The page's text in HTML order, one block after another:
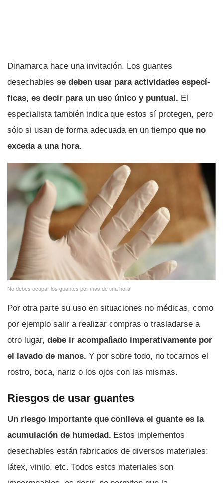
Dinamarca hace una invitación. Los guantes
desechables se deben usar para actividades especí­
ficas, es decir para un uso único y puntual. El
especialista también indica que estos sí­ protegen, pero
sólo si usan de forma adecuada en un tiempo que no
exceda a una hora.
No debes ocupar los guantes por más de una hora.
Por otra parte su uso en situaciones no médicas, como
por ejemplo salir a realizar compras o trasladarse a
otro lugar, debe ir acompañado imperativamente por
el lavado de manos. Y por sobre todo, no tocarnos el
rostro, boca, nariz o los ojos con las mismas.
Riesgos de usar guantes
Un riesgo importante que conlleva el guante es la
acumulación de humedad. Estos implementos
desechables están fabricados de diversos materiales:
látex, vinilo, etc. Todos estos materiales son